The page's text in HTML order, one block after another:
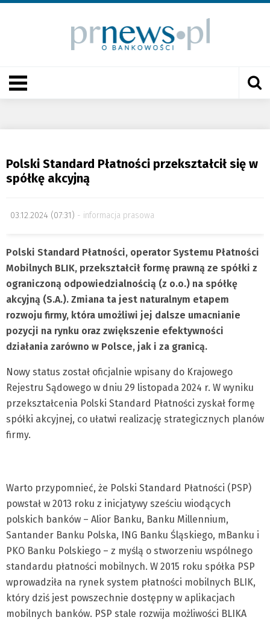
Polski Standard Płatności przekształcił się w
spółkę akcyjną
03.12.2024 (07:31) informacja prasowa
Polski Standard Płatności, operator Systemu Płatności
Mobilnych BLIK, przekształcił formę prawną ze spółki z
ograniczoną odpowiedzialnością (z o.o.) na spółkę
akcyjną (S.A.). Zmiana ta jest naturalnym etapem
rozwoju firmy, która umożliwi jej dalsze umacnianie
pozycji na rynku oraz zwiększenie efektywności
działania zarówno w Polsce, jak i za granicą.
Nowy status został oficjalnie wpisany do Krajowego
Rejestru Sądowego w dniu 29 listopada 2024 r. W wyniku
przekształcenia Polski Standard Płatności zyskał formę
spółki akcyjnej, co ułatwi realizację strategicznych planów
firmy.
Warto przypomnieć, że Polski Standard Płatności (PSP)
powstał w 2013 roku z inicjatywy sześciu wiodących
polskich banków – Alior Banku, Banku Millennium,
Santander Banku Polska, ING Banku Śląskiego, mBanku i
PKO Banku Polskiego – z myślą o stworzeniu wspólnego
standardu płatności mobilnych. W 2015 roku spółka PSP
wprowadziła na rynek system płatności mobilnych BLIK,
który dziś jest powszechnie dostępny w aplikacjach
mobilnych banków. PSP stale rozwija możliwości BLIKA